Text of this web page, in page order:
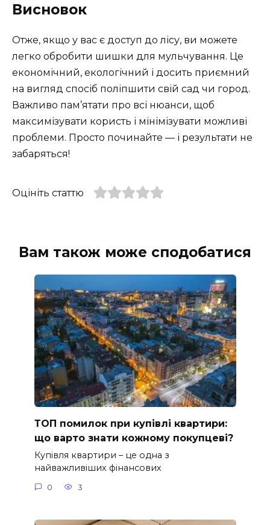
Висновок
Отже, якщо у вас є доступ до лісу, ви можете
легко обробити шишки для мульчування. Це
економічний, екологічний і досить приємний
на вигляд спосіб поліпшити свій сад чи город.
Важливо пам’ятати про всі нюанси, щоб
максимізувати користь і мінімізувати можливі
проблеми. Просто починайте — і результати не
забаряться!
Оцініть статтю
Вам також може сподобатися
ТОП помилок при купівлі квартири:
що варто знати кожному покупцеві?
Купівля квартири – це одна з
найважливіших фінансових
0 3